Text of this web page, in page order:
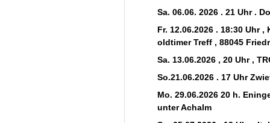
Sa. 06.06. 2026 . 21 Uhr .
Fr. 12.06.2026 . 18:30 Uhr
oldtimer Treff , 88045
Sa. 13.06.2026 , 20 Uhr ,
So.21.06.2026 . 17 Uhr
Mo. 29.06.2026 20 h.
unter Achalm